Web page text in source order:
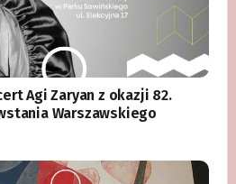
Agi Zaryan z okazji 82.
Warszawskiego